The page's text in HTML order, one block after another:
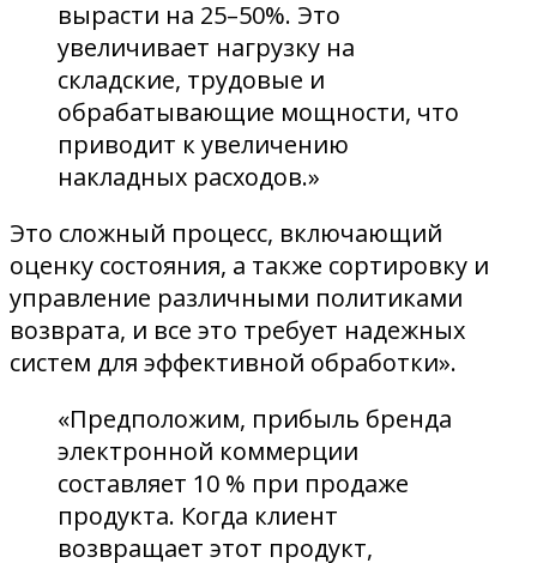
вырасти на 25–50%. Это
увеличивает нагрузку на
складские, трудовые и
обрабатывающие мощности, что
приводит к увеличению
накладных расходов.»
Это сложный процесс, включающий
оценку состояния, а также сортировку и
управление различными политиками
возврата, и все это требует надежных
систем для эффективной обработки».
«Предположим, прибыль бренда
электронной коммерции
составляет 10 % при продаже
продукта. Когда клиент
возвращает этот продукт,